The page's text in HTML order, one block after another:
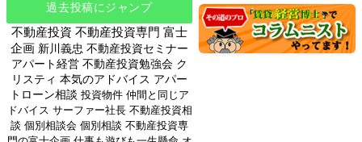
過去投稿にジャンプ
不動産投資 不動産投資専門 富士
企画 新川義忠 不動産投資セミナー
アパート経営 不動産投資勉強会 ク
リスティ 本気のアドバイス アパー
トローン相談 投資物件 仲間と同じア
ドバイス サーファー社長 不動産投資相
談 個別相談会 個別相談 不動産投資専